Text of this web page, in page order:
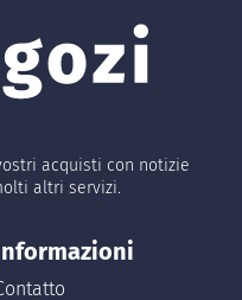
acquisti con notizie
altri servizi.